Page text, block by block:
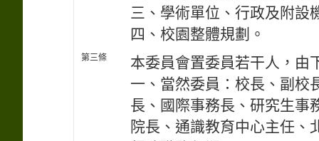
三、學術單位、行政及附設
四、校園整體規劃。
第三條
本委員會置委員若干人，由
一、當然委員：校長、副校
長、國際事務長、研究生事
院長、通識教育中心主任、